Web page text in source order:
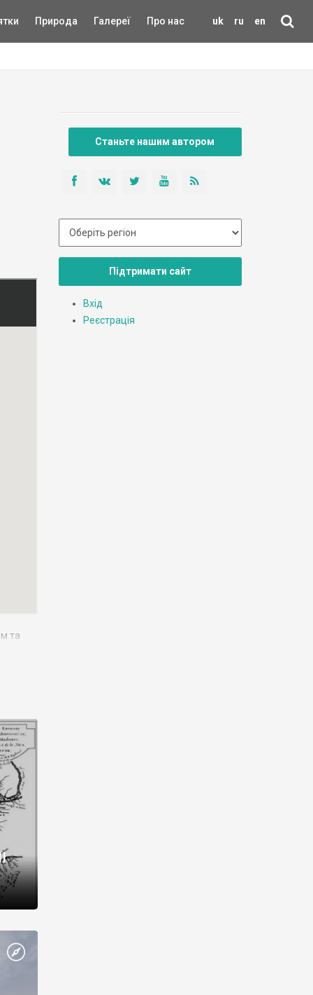
uk ru en
Природа Галереї Про нас
та
Станьте нашим автором
Підтримати сайт
Вхід
Реєстрація